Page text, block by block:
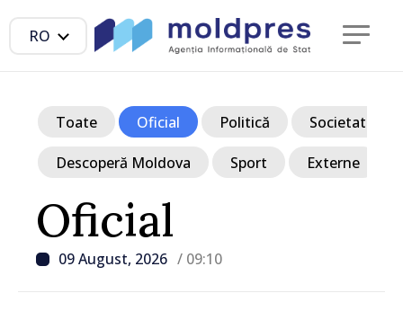
RO
Oficial
09 August, 2026 / 09:10
Toate Oficial Politică Societate
Descoperă Moldova Sport Externe